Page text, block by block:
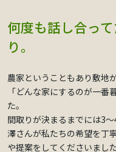
何度も話し合っ
り。
農家ということもあり敷地
「どんな家にするのが一
た。
間取りが決まるまでには3
澤さんが私たちの希望を丁
や提案をしてくださいました